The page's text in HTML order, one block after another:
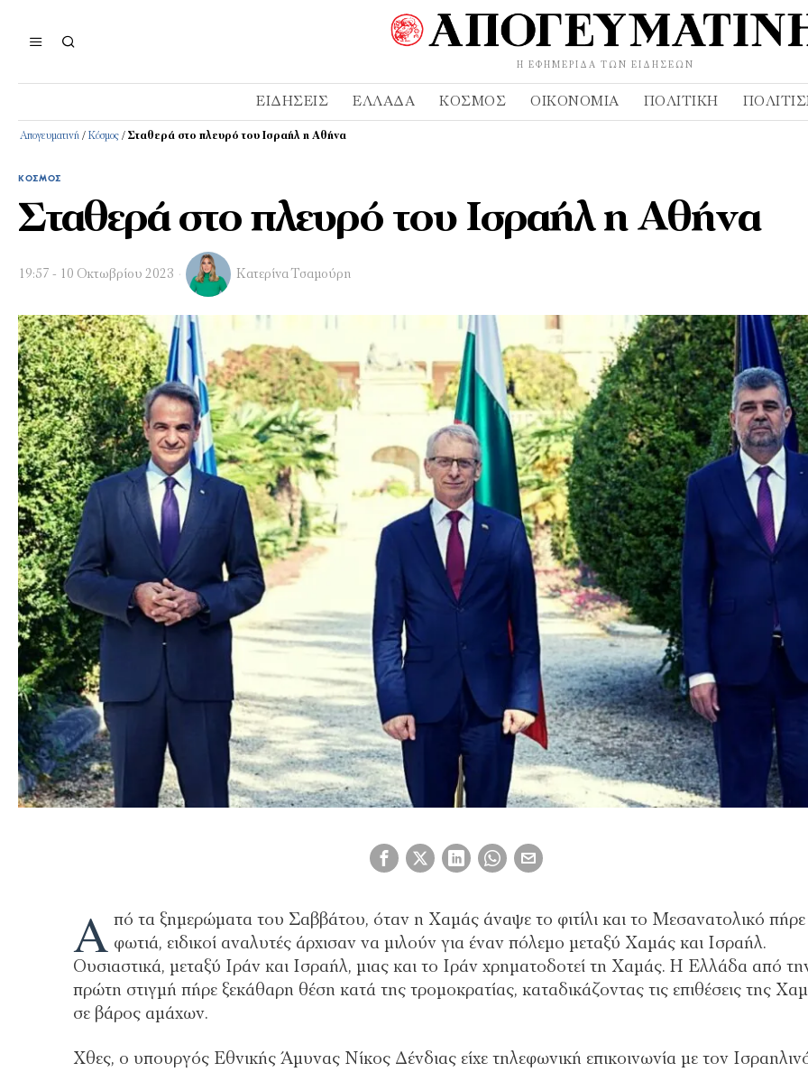
Η ΕΦΗΜΕΡΊΔΑ ΤΩΝ ΕΙΔΉΣΕΩΝ
ΕΙΔΉΣΕΙΣ ΕΛΛΆΔΑ ΚΌΣΜΟΣ ΟΙΚΟΝΟΜΊΑ ΠΟΛΙΤΙΚΉ
Απογευματινή / Κόσμος / Σταθερά στο πλευρό του Ισραήλ η Αθήνα
ΚΌΣΜΟΣ
Σταθερά στο πλευρό του Ισραήλ η Αθήνα
19:57 - 10 Οκτωβρίου 2023 Κατερίνα Τσαμούρη
Α πό τα ξημερώματα του Σαββάτου, όταν η Χαμάς άναψε το φιτίλι και το Μεσανατολικό πήρε
φωτιά, ειδικοί αναλυτές άρχισαν να μιλούν για έναν πόλεμο μεταξύ Χαμάς και Ισραήλ.
Ουσιαστικά, μεταξύ Ιράν και Ισραήλ, μιας και το Ιράν χρηματοδοτεί τη Χαμάς. Η Ελλάδα από
πρώτη στιγμή πήρε ξεκάθαρη θέση κατά της τρομοκρατίας, καταδικάζοντας τις επιθέσεις της
σε βάρος αμάχων.
Χθες, ο υπουργός Εθνικής Άμυνας Νίκος Δένδιας είχε τηλεφωνική επικοινωνία με τον